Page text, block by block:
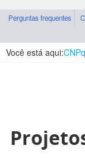
Perguntas frequentes
Você está aqui:CNPq